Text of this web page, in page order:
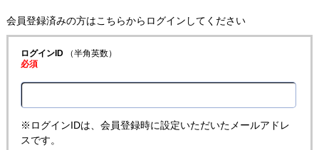
会員登録済みの方はこちらからログインしてください
ログインID（半角英数）
必須
※ログインIDは、会員登録時に設定いただいたメールアドレ
スです。